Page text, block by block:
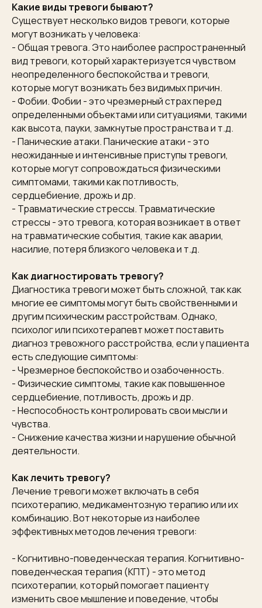
Какие виды тревоги бывают?
Существует несколько видов тревоги, которые
могут возникать у человека:
- Общая тревога. Это наиболее распространенный
вид тревоги, который характеризуется чувством
неопределенного беспокойства и тревоги,
которые могут возникать без видимых причин.
- Фобии. Фобии - это чрезмерный страх перед
определенными объектами или ситуациями, такими
как высота, пауки, замкнутые пространства и т.д.
- Панические атаки. Панические атаки - это
неожиданные и интенсивные приступы тревоги,
которые могут сопровождаться физическими
симптомами, такими как потливость,
сердцебиение, дрожь и др.
- Травматические стрессы. Травматические
стрессы - это тревога, которая возникает в ответ
на травматические события, такие как аварии,
насилие, потеря близкого человека и т.д.
Как диагностировать тревогу?
Диагностика тревоги может быть сложной, так как
многие ее симптомы могут быть свойственными и
другим психическим расстройствам. Однако,
психолог или психотерапевт может поставить
диагноз тревожного расстройства, если у пациента
есть следующие симптомы:
- Чрезмерное беспокойство и озабоченность.
- Физические симптомы, такие как повышенное
сердцебиение, потливость, дрожь и др.
- Неспособность контролировать свои мысли и
чувства.
- Снижение качества жизни и нарушение обычной
деятельности.
Как лечить тревогу?
Лечение тревоги может включать в себя
психотерапию, медикаментозную терапию или их
комбинацию. Вот некоторые из наиболее
эффективных методов лечения тревоги:
- Когнитивно-поведенческая терапия. Когнитивно-
поведенческая терапия (КПТ) - это метод
психотерапии, который помогает пациенту
изменить свое мышление и поведение, чтобы